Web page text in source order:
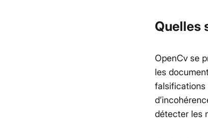
Quelles
OpenCv se
les
falsifications
détecter les